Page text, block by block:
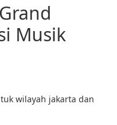
Musik
wilayah jakarta dan